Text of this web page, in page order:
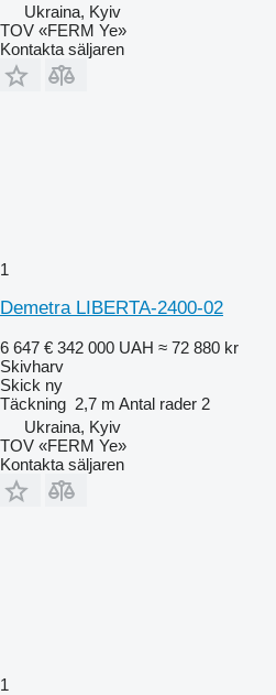
Ukraina, Kyiv
TOV «FERM Ye»
Kontakta säljaren
1
Demetra LIBERTA-2400-02
6 647 € 342 000 UAH ≈ 72 880 kr
Skivharv
Skick ny
Täckning 2,7 m Antal rader 2
Ukraina, Kyiv
TOV «FERM Ye»
Kontakta säljaren
1